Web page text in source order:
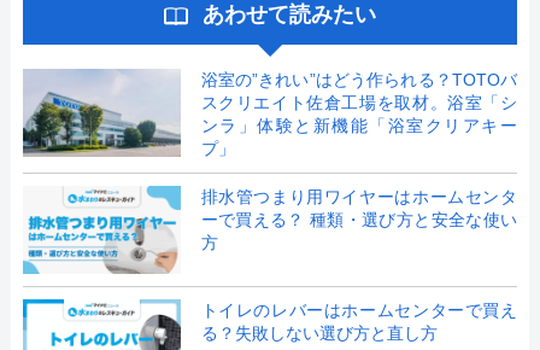
あわせて読みたい
浴室の”きれい”はどう作られる？TOTOバ
スクリエイト佐倉工場を取材。浴室「シ
ンラ」体験と新機能「浴室クリアキー
プ」
排水管つまり用ワイヤーはホームセンタ
ーで買える？ 種類・選び方と安全な使い
方
トイレのレバーはホームセンターで買え
る？失敗しない選び方と直し方